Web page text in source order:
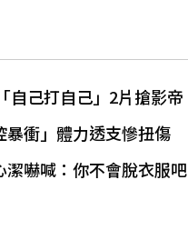
自己打自己」2片搶影帝
衝」體力透支慘扭傷
嚇喊：你不會脫衣服吧